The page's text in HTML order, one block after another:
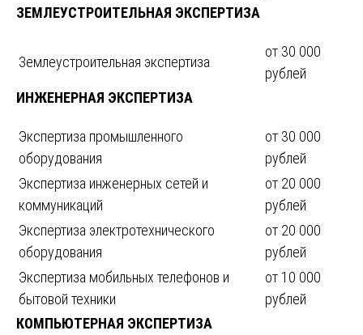
ЗЕМЛЕУСТРОИТЕЛЬНАЯ ЭКСПЕРТИЗА
Землеустроительная экспертиза
от 30 000
рублей
ИНЖЕНЕРНАЯ ЭКСПЕРТИЗА
Экспертиза промышленного
оборудования
от 30 000
рублей
Экспертиза инженерных сетей и
коммуникаций
от 20 000
рублей
Экспертиза электротехнического
оборудования
от 20 000
рублей
Экспертиза мобильных телефонов и
бытовой техники
от 10 000
рублей
КОМПЬЮТЕРНАЯ ЭКСПЕРТИЗА